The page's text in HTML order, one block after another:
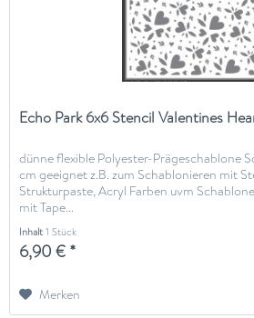
Echo Park 6x6 Stencil Valentines
dünne flexible Polyester-Prägeschablone
cm geeignet z.B. zum Schablonieren mit
Strukturpaste, Acryl Farben uvm
mit Tape...
Inhalt1 Stück
6,90 € *
Merken